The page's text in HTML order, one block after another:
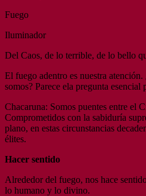
Fuego
Iluminador
Del Caos, de lo terrible, de lo bello
El fuego adentro es nuestra
somos? Parece ela pregunta esencial
Chacaruna: Somos puentes entre el
Comprometidos con la sabiduría
plano, en estas circunstancias
élites.
Hacer sentido
Alrededor del fuego, nos hace
lo humano y lo divino.